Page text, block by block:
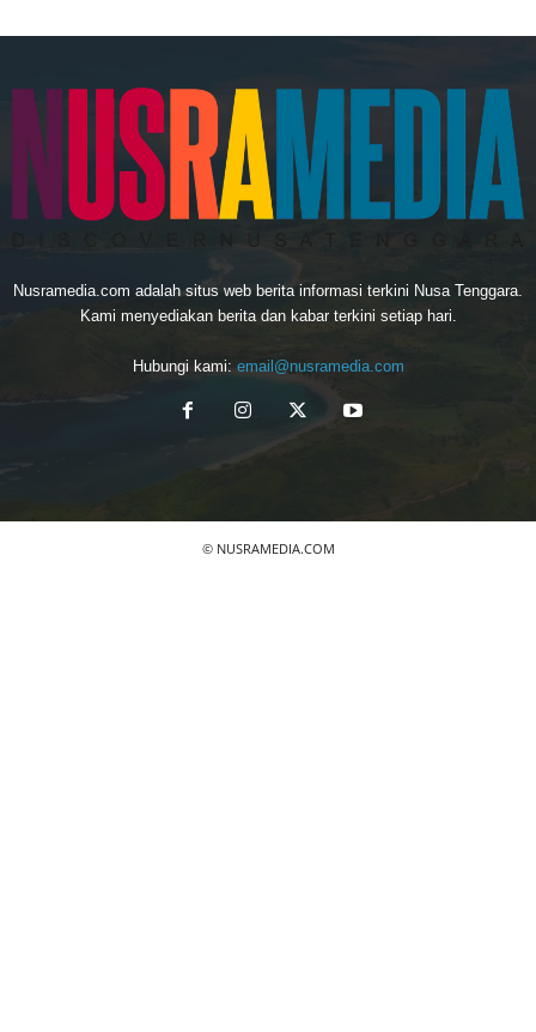
Nusramedia.com adalah situs web berita informasi terkini Nusa Tenggara.
Kami menyediakan berita dan kabar terkini setiap hari.
Hubungi kami: email@nusramedia.com
© NUSRAMEDIA.COM